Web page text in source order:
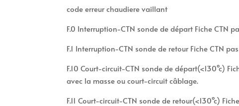
code erreur chaudiere vaillant
F.0 Interruption-CTN sonde de départ Fiche CTN
F.1 Interruption-CTN sonde de retour Fiche CTN
F.10 Court-circuit-CTN sonde de départ(<130°c)
avec la masse ou court-circuit câblage.
F.11 Court-circuit-CTN sonde de retour(<130°c)